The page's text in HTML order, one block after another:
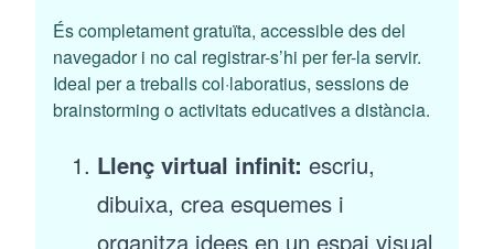
És completament gratuïta, accessible des del
navegador i no cal registrar-s’hi per fer-la servir.
Ideal per a treballs col·laboratius, sessions de
brainstorming o activitats educatives a distància.
Llenç virtual infinit: escriu,
dibuixa, crea esquemes i
organitza idees en un espai visual